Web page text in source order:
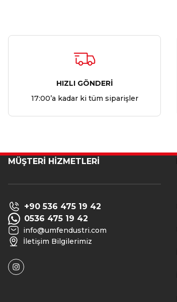
HIZLI GÖNDERİ
17:00’a kadar ki tüm siparişler
MÜŞTERİ HİZMETLERİ
+90 536 475 19 42
0536 475 19 42
info@umfendustri.com
İletişim Bilgilerimiz